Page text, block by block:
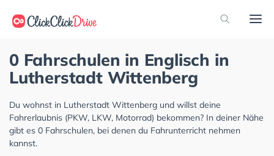
0 Fahrschulen in Englisch in
Lutherstadt Wittenberg
Du wohnst in Lutherstadt Wittenberg und willst deine
Fahrerlaubnis (PKW, LKW, Motorrad) bekommen? In deiner Nähe
gibt es 0 Fahrschulen, bei denen du Fahrunterricht nehmen
kannst.